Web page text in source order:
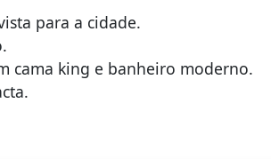
para a cidade.
cama king e banheiro moderno.